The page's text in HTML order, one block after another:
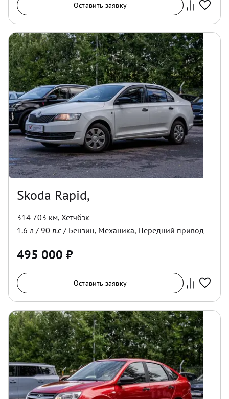
Оставить заявку
Skoda Rapid,
314 703 км, Хетчбэк
1.6 л / 90 л.с / Бензин, Механика, Передний привод
495 000 ₽
Оставить заявку